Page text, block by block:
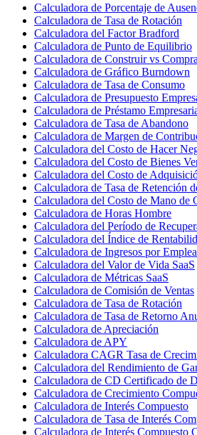
Calculadora de Porcentaje de
Calculadora de Tasa de Rotación
Calculadora del Factor Bradford
Calculadora de Punto de Equilibrio
Calculadora de Construir vs
Calculadora de Gráfico Burndown
Calculadora de Tasa de Consumo
Calculadora de Presupuesto
Calculadora de Préstamo
Calculadora de Tasa de Abandono
Calculadora de Margen de
Calculadora del Costo de Hacer
Calculadora del Costo de Bienes
Calculadora del Costo de
Calculadora de Tasa de Retención
Calculadora del Costo de Mano de
Calculadora de Horas Hombre
Calculadora del Período de
Calculadora del Índice de
Calculadora de Ingresos por
Calculadora del Valor de Vida SaaS
Calculadora de Métricas SaaS
Calculadora de Comisión de Ventas
Calculadora de Tasa de Rotación
Calculadora de Tasa de Retorno
Calculadora de Apreciación
Calculadora de APY
Calculadora CAGR Tasa de
Calculadora del Rendimiento de
Calculadora de CD Certificado de
Calculadora de Crecimiento
Calculadora de Interés Compuesto
Calculadora de Tasa de Interés
Calculadora de Interés Compuesto